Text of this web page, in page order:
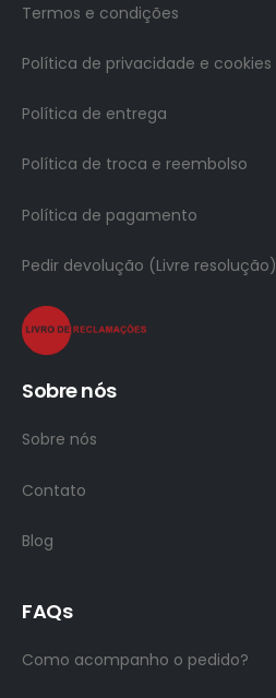
Termos e condições
Política de privacidade e cookies
Política de entrega
Política de troca e reembolso
Política de pagamento
Pedir devolução (Livre resolução)
Sobre nós
Sobre nós
Contato
Blog
FAQs
Como acompanho o pedido?